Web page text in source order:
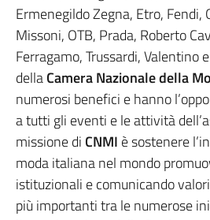
Ermenegildo Zegna, Etro, Fendi,
Missoni, OTB, Prada, Roberto
Ferragamo, Trussardi, Valentino
dellaCamera Nazionale della
numerosi benefici e hanno
a tutti gli eventi e le attività
missione di CNMI è sostenere
moda italiana nel mondo
istituzionali e comunicando
più importanti tra le numerose